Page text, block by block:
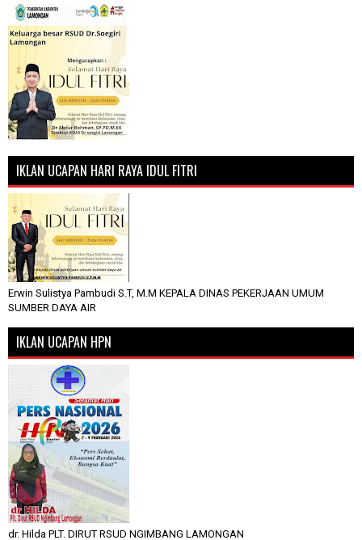
IKLAN UCAPAN HARI RAYA IDUL FITRI
Erwin Sulistya Pambudi S.T, M.M KEPALA DINAS PEKERJAAN UMUM
SUMBER DAYA AIR
IKLAN UCAPAN HPN
dr. Hilda PLT. DIRUT RSUD NGIMBANG LAMONGAN